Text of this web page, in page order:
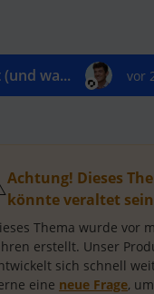
wa... vor
Achtung! Dieses
könnte veraltet sein
Thema wurde vor
erstellt. Unser
sich schnell
eine neue Frage,